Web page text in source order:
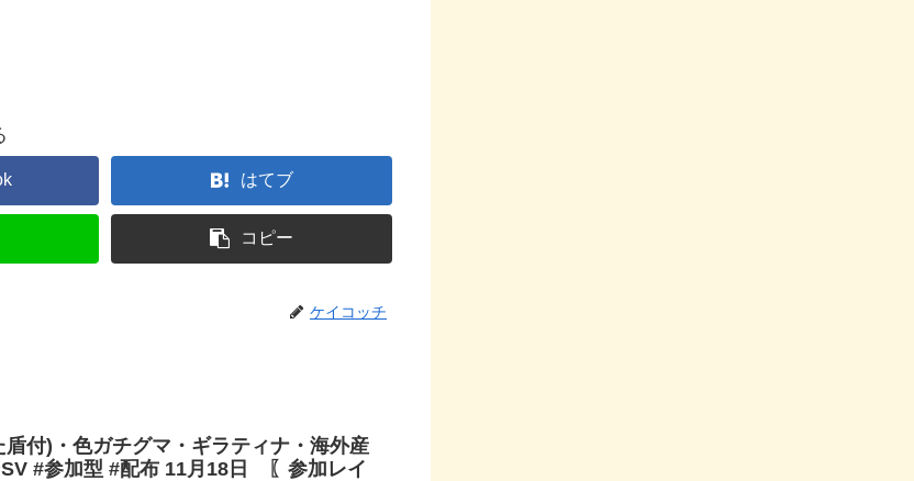
はてブ
コピー
ケイコッチ
盾付)・色ガチグマ・ギラティナ・海外産
#参加型 #配布 11月18日 〖参加レイ